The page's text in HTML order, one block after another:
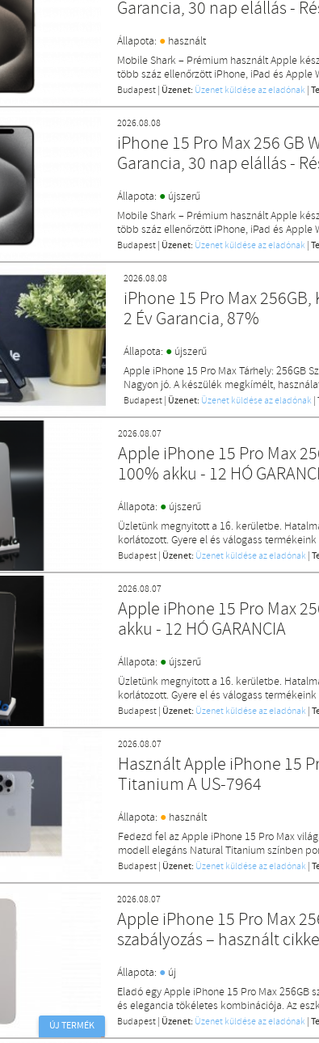
Garancia, 30 nap elállás -
Állapota: ● használt
Mobile Shark – Prémium használt Apple
több száz ellenőrzött iPhone, iPad és Apple
Budapest | Üzenet: Üzenet küldése az eladónak |
2026.08.08
iPhone 15 Pro Max 256 GB
Garancia, 30 nap elállás -
Állapota: ● újszerű
Mobile Shark – Prémium használt Apple
több száz ellenőrzött iPhone, iPad és Apple
Budapest | Üzenet: Üzenet küldése az eladónak |
2026.08.08
iPhone 15 Pro Max
2 Év Garancia, 87%
Állapota: ● újszerű
Apple iPhone 15 Pro Max Tárhely: 256GB
Nagyon jó. A készülék megkímélt,
Budapest | Üzenet: Üzenet küldése az eladónak |
2026.08.07
Apple iPhone 15 Pro Max
100% akku - 12 HÓ
Állapota: ● újszerű
Üzletünk megnyitott a 16. kerületbe.
korlátozott. Gyere el és válogass
Budapest | Üzenet: Üzenet küldése az eladónak |
2026.08.07
Apple iPhone 15 Pro Max
akku - 12 HÓ GARANCIA
Állapota: ● újszerű
Üzletünk megnyitott a 16. kerületbe.
korlátozott. Gyere el és válogass
Budapest | Üzenet: Üzenet küldése az eladónak |
2026.08.07
Használt Apple iPhone 15
Titanium A US-7964
Állapota: ● használt
Fedezd fel az Apple iPhone 15 Pro Max
modell elegáns Natural Titanium színben
Budapest | Üzenet: Üzenet küldése az eladónak |
ÚJ TERMÉK
2026.08.07
Apple iPhone 15 Pro Max
szabályozás – használt
Állapota: ● új
Eladó egy Apple iPhone 15 Pro Max
és elegancia tökéletes kombinációja. Az
Budapest | Üzenet: Üzenet küldése az eladónak |